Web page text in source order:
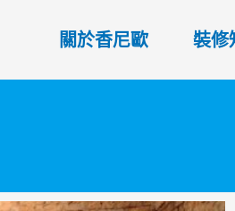
關於香尼歐 裝修